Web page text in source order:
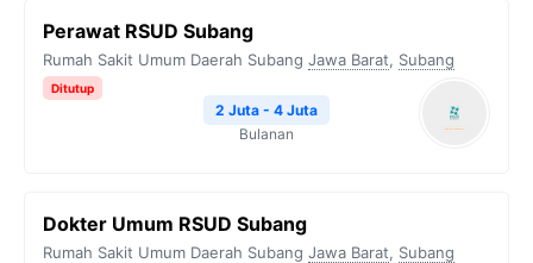
Perawat RSUD Subang
Rumah Sakit Umum Daerah Subang Jawa Barat, Subang
Ditutup
2 Juta - 4 Juta
Bulanan
Dokter Umum RSUD Subang
Rumah Sakit Umum Daerah Subang Jawa Barat, Subang